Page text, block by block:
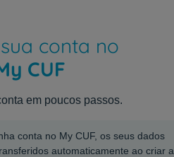
conta no
CUF
em poucos passos.
conta no My CUF, os seus dados
automaticamente ao criar a